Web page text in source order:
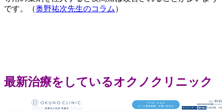
です。（奥野祐次先生のコラム ）
最新治療をしているオクノクリニック